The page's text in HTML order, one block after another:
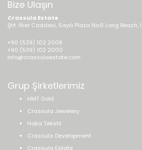
Bize Ulaşın
Crassula Estate
Şht. İlker Caddesi, Sayılı Plaza No:6 Long Beach,
+90 (539) 102 2008
+90 (539) 102 2000
info@crassulaestate.com
Grup Şirketlerimiz
HMT Gold
Crassula Jewelery
Haka Tekstil
Crassula Development
Crassula Estate